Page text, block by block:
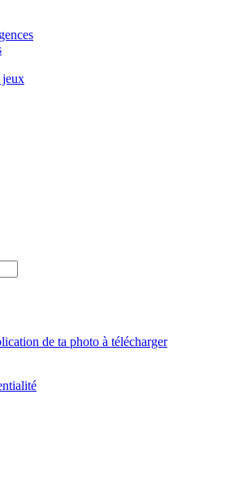
jeux
de ta photo à télécharger